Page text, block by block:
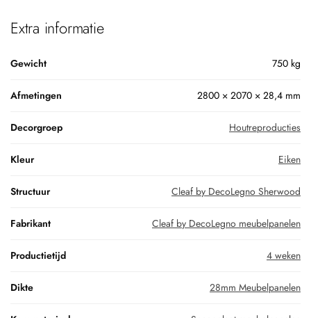
Extra informatie
Gewicht 750 kg
Afmetingen 2800 × 2070 × 28,4 mm
Decorgroep Houtreproducties
Kleur Eiken
Structuur Cleaf by DecoLegno Sherwood
Fabrikant Cleaf by DecoLegno meubelpanelen
Productietijd 4 weken
Dikte 28mm Meubelpanelen